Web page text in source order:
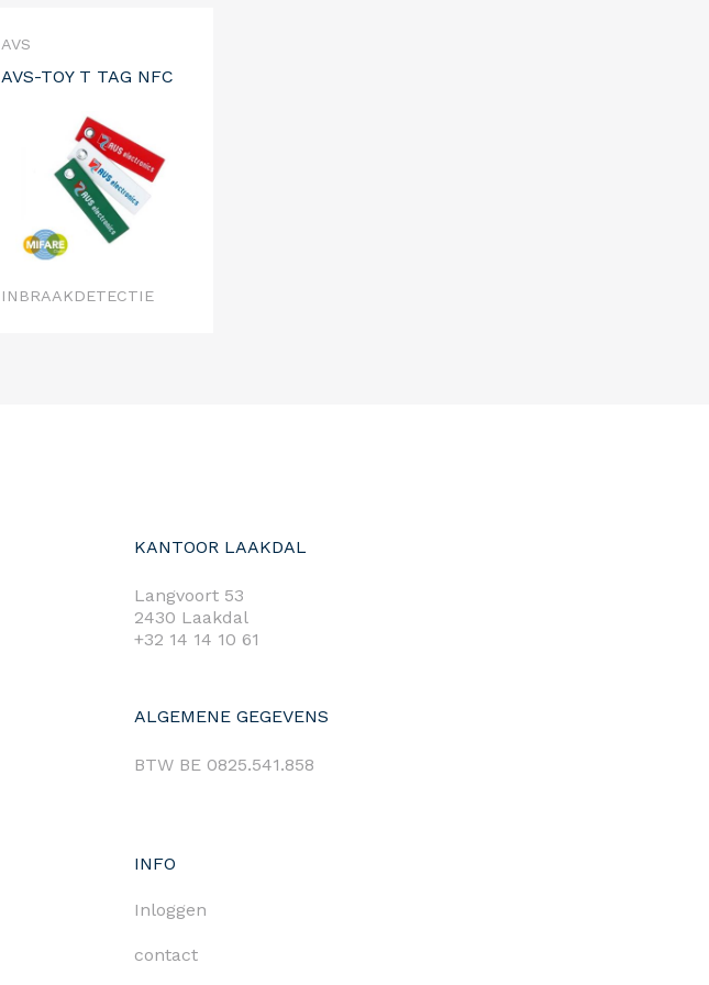
AVS
AVS-TOY T TAG NFC
INBRAAKDETECTIE
KANTOOR LAAKDAL
Langvoort 53
2430 Laakdal
+32 14 14 10 61
ALGEMENE GEGEVENS
BTW BE 0825.541.858
INFO
Inloggen
contact